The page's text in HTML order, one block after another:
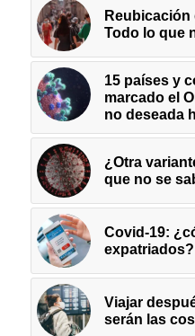
Reubicación
Todo lo que
15 países y
marcado el
no deseada
¿Otra
que no se
Covid-19:
expatriados?
Viajar
serán las